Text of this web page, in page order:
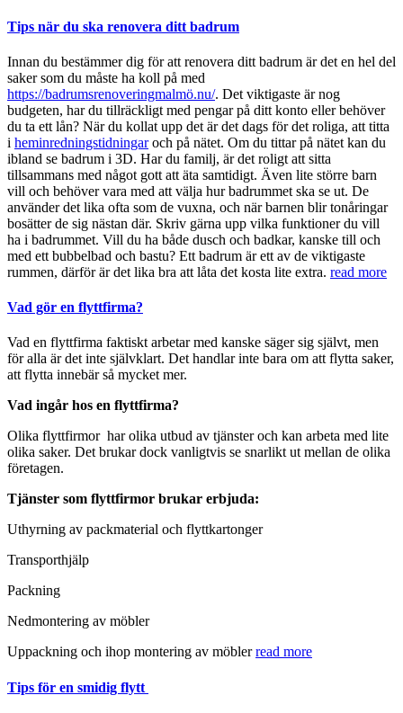
Tips när du ska renovera ditt badrum
Innan du bestämmer dig för att renovera ditt badrum är det en hel del
saker som du måste ha koll på med
https://badrumsrenoveringmalmö.nu/. Det viktigaste är nog
budgeten, har du tillräckligt med pengar på ditt konto eller behöver
du ta ett lån? När du kollat upp det är det dags för det roliga, att titta
i heminredningstidningaroch på nätet. Om du tittar på nätet kan du
ibland se badrum i 3D. Har du familj, är det roligt att sitta
tillsammans med något gott att äta samtidigt. Även lite större barn
vill och behöver vara med att välja hur badrummet ska se ut. De
använder det lika ofta som de vuxna, och när barnen blir tonåringar
bosätter de sig nästan där. Skriv gärna upp vilka funktioner du vill
ha i badrummet. Vill du ha både dusch och badkar, kanske till och
med ett bubbelbad och bastu? Ett badrum är ett av de viktigaste
rummen, därför är det lika bra att låta det kosta lite extra. read more
Vad gör en flyttfirma?
Vad en flyttfirma faktiskt arbetar med kanske säger sig självt, men
för alla är det inte självklart. Det handlar inte bara om att flytta saker,
att flytta innebär så mycket mer.
Vad ingår hos en flyttfirma?
Olika flyttfirmor har olika utbud av tjänster och kan arbeta med lite
olika saker. Det brukar dock vanligtvis se snarlikt ut mellan de olika
företagen.
Tjänster som flyttfirmor brukar erbjuda:
Uthyrning av packmaterial och flyttkartonger
Transporthjälp
Packning
Nedmontering av möbler
Uppackning och ihop montering av möbler read more
Tips för en smidig flytt